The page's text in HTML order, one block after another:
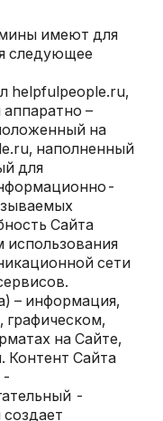
имеют для
следующее
helpfulpeople.ru,
–
на
наполненный
для
Сайта
использования
сети
– информация,
графическом,
на Сайте,
Контент Сайта
-
-